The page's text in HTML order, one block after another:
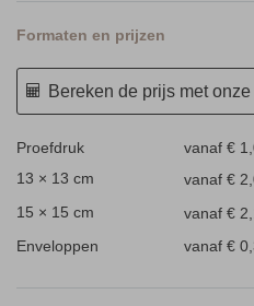
Formaten en prijzen
Bereken de prijs met
Proefdruk
vanaf €
13 × 13 cm
vanaf €
15 × 15 cm
vanaf €
Enveloppen
vanaf €